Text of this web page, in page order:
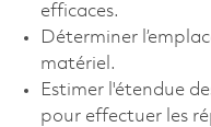
efficaces.
Déterminer
matériel.
Estimer l'étendue
pour effectuer les